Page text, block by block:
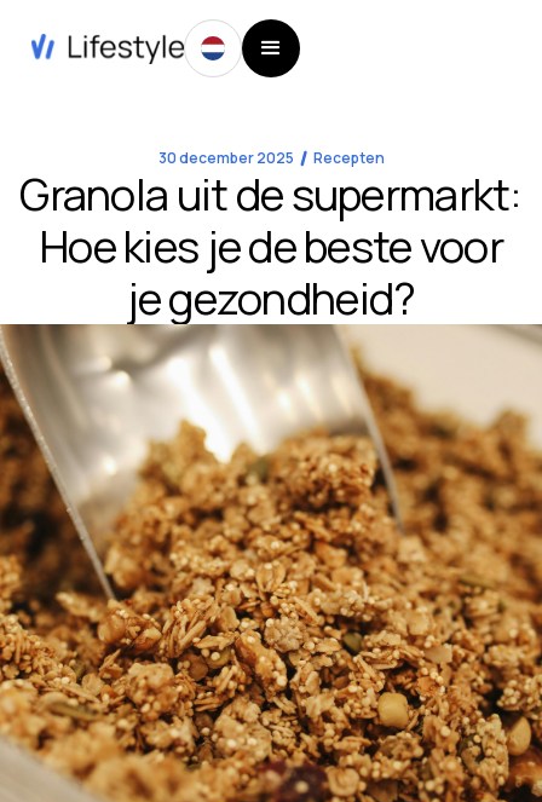
30 december 2025 Recepten
Granola uit de supermarkt:
Hoe kies je de beste voor
je gezondheid?